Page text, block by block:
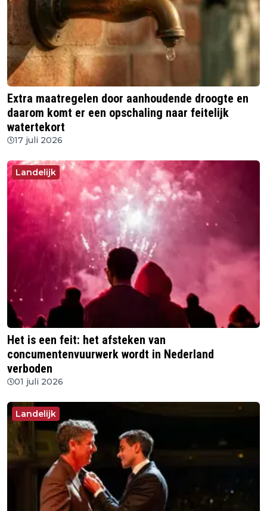
Extra maatregelen door aanhoudende droogte en
daarom komt er een opschaling naar feitelijk
watertekort
17 juli 2026
Landelijk
Het is een feit: het afsteken van
concumentenvuurwerk wordt in Nederland
verboden
01 juli 2026
Landelijk